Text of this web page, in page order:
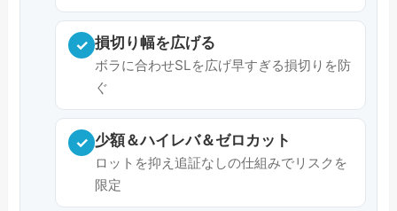
✓ 損切り幅を広げる
ボラに合わせSLを広げ早すぎる損切りを防
ぐ
✓ 少額＆ハイレバ＆ゼロカット
ロットを抑え追証なしの仕組みでリスクを
限定